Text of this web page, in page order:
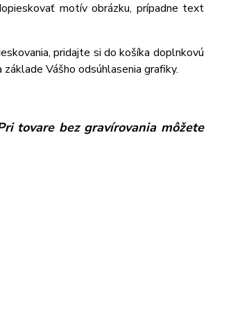
motív obrázku, prípadne text
pridajte si do košíka doplnkovú
Vášho odsúhlasenia grafiky.
tovare bez gravírovania môžete